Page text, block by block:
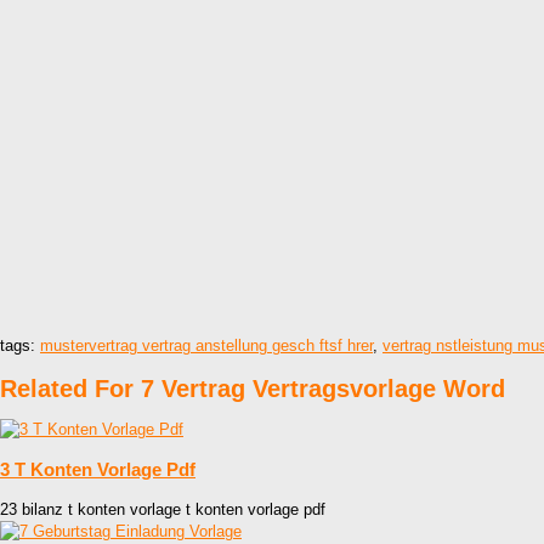
tags: mustervertrag vertrag anstellung gesch ftsf hrer, vertrag nstleistung
Related For 7 Vertrag Vertragsvorlage Word
3 T Konten Vorlage Pdf
23 bilanz t konten vorlage t konten vorlage pdf